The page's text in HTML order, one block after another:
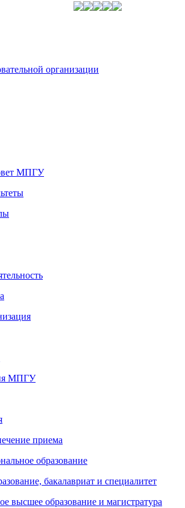
организации
МПГУ
МПГУ
приема
образование
бакалавриат и специалитет
высшее образование и магистратура